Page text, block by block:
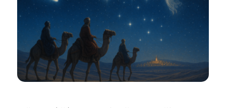
Praktické info
Kam vyrazit
EN